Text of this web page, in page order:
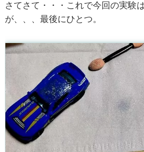
さてさて・・・これで今回の実験
が、、、最後にひとつ。